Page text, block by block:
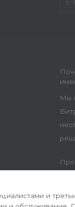
Мы
и